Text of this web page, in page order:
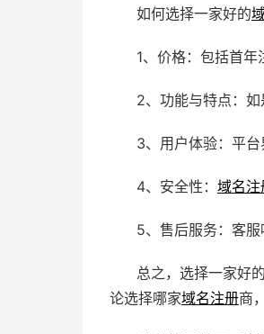
如何选择一家好的
1、价格：包括首年
2、功能与特点：
3、用户体验：平台
4、安全性： 域名注
5、售后服务：客服
总之，选择一家好
论选择哪家域名注册商